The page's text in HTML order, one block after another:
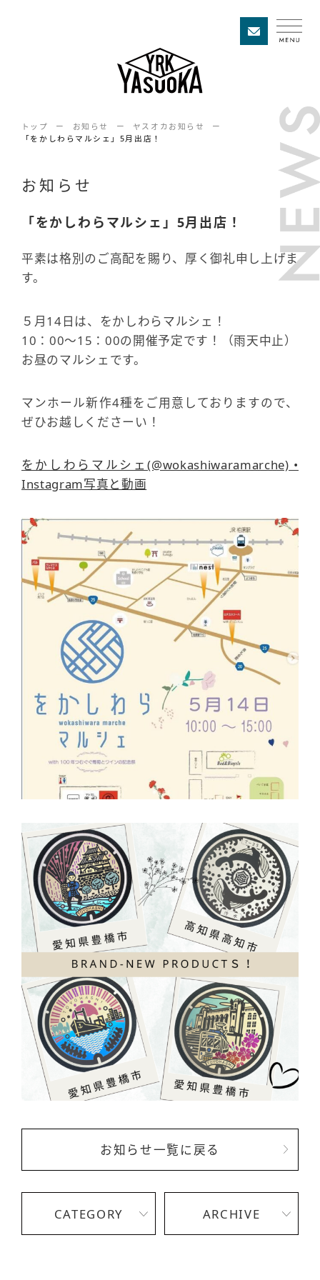
トップ お知らせ
ヤスオカお知らせ
「をかしわらマルシェ」5月出店！
お知らせ
「をかしわらマルシェ」5月出店！
平素は格別のご高配を賜り、厚く御礼申し上げま
す。
５月14日は、をかしわらマルシェ！
10：00～15：00の開催予定です！（雨天中止）
お昼のマルシェです。
マンホール新作4種をご用意しておりますので、
ぜひお越しくださーい！
をかしわらマルシェ(@wokashiwaramarche) •
Instagram写真と動画
お知らせ一覧に戻る
CATEGORY ARCHIVE